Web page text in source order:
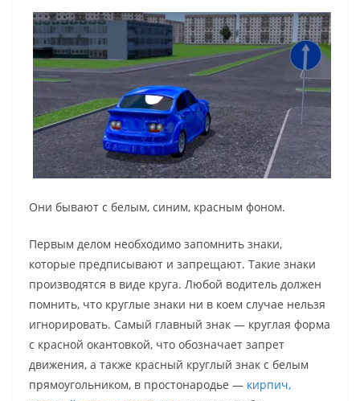
Они бывают с белым, синим, красным фоном.
Первым делом необходимо запомнить знаки,
которые предписывают и запрещают. Такие знаки
производятся в виде круга. Любой водитель должен
помнить, что круглые знаки ни в коем случае нельзя
игнорировать. Самый главный знак — круглая форма
с красной окантовкой, что обозначает запрет
движения, а также красный круглый знак с белым
прямоугольником, в простонародье — кирпич,